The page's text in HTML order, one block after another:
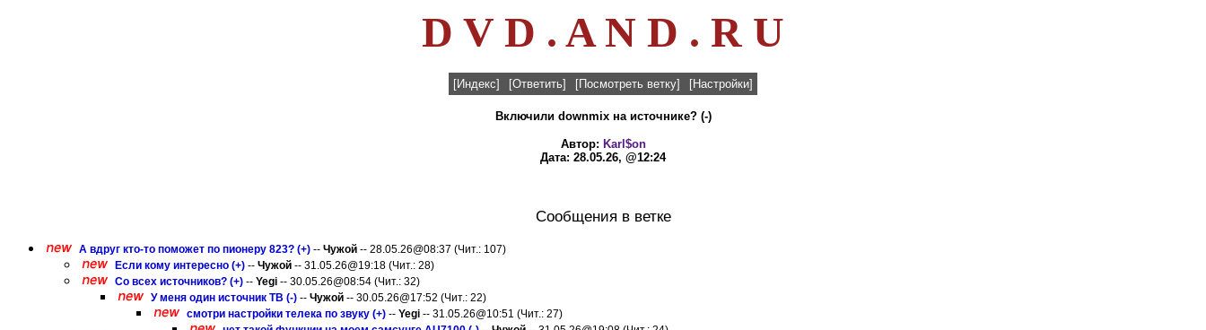
D V D . A N D . R U
[Индекс] [Ответить] [Посмотреть ветку] [Настройки]
Включили downmix на источнике? (-)
Автор: Karl$on
Дата: 28.05.26, @12:24
Сообщения в ветке
А вдруг кто-то поможет по пионеру 823? (+) -- Чужой -- 28.05.26@08:37 (Чит.: 107)
Если кому интересно (+) -- Чужой -- 31.05.26@19:18 (Чит.: 28)
Со всех источников? (+) -- Yegi -- 30.05.26@08:54 (Чит.: 32)
У меня один источник ТВ (-) -- Чужой -- 30.05.26@17:52 (Чит.: 22)
смотри настройки телека по звуку (+) -- Yegi -- 31.05.26@10:51 (Чит.: 27)